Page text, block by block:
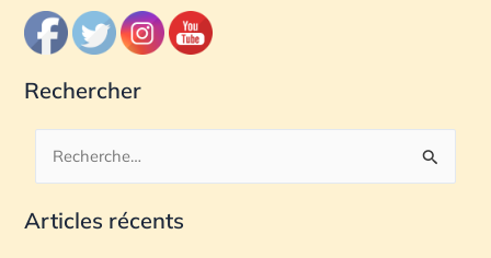
Rechercher
c
Articles récents